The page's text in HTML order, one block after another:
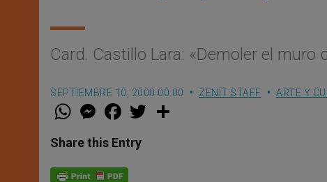
Card. Castillo Lara: «Demoler el muro
SEPTIEMBRE 10, 2000 00:00 ZENIT STAFF ARTE Y
W
t
s
p
M
e
s
e
g
F
a
e
b
o
w
Share this Entry